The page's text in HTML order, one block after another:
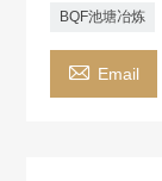
BQF池塘冶炼
 Email